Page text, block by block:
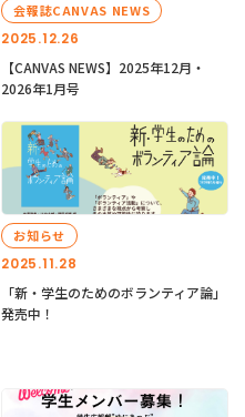
2025.12.26
会報誌CANVAS NEWS
【CANVAS NEWS】2025年12月・
2026年1月号
2025.11.28
お知らせ
「新・学生のためのボランティア論」
発売中！